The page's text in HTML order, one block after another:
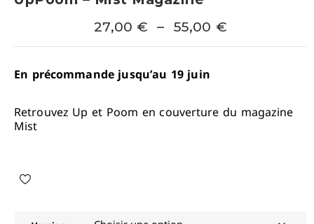
27,00 € – 55,00 €
En précommande jusqu’au 19 juin
Retrouvez Up et Poom en couverture du magazine
Mist